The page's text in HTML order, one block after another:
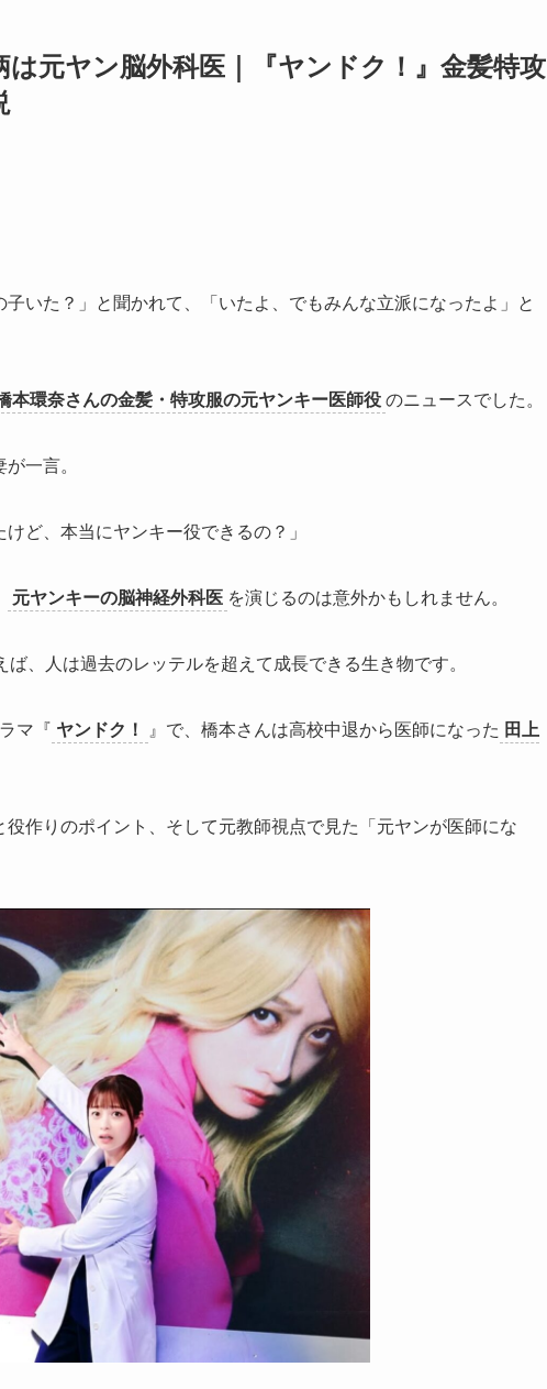
元ヤン脳外科医｜『ヤンドク！』金髪特攻
いた？」と聞かれて、「いたよ、でもみんな立派になったよ」と
本環奈さんの金髪・特攻服の元ヤンキー医師役 のニュースでした。
一言。
ど、本当にヤンキー役できるの？」
元ヤンキーの脳神経外科医 を演じるのは意外かもしれません。
、人は過去のレッテルを超えて成長できる生き物です。
マ『 ヤンドク！ 』で、橋本さんは高校中退から医師になった 田上
作りのポイント、そして元教師視点で見た「元ヤンが医師にな